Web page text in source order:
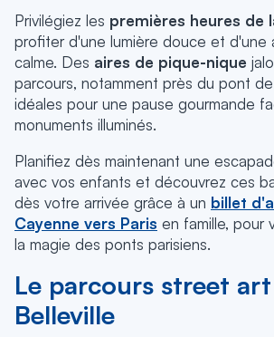
Privilégiez les premières heures de
profiter d'une lumière douce et d'une
calme. Des aires de pique-nique
parcours, notamment près du pont
idéales pour une pause gourmande
monuments illuminés.
Planifiez dès maintenant une
avec vos enfants et découvrez ces
dès votre arrivée grâce à un billet
Cayenne vers Paris en famille, pour
la magie des ponts parisiens.
Le parcours street
Belleville